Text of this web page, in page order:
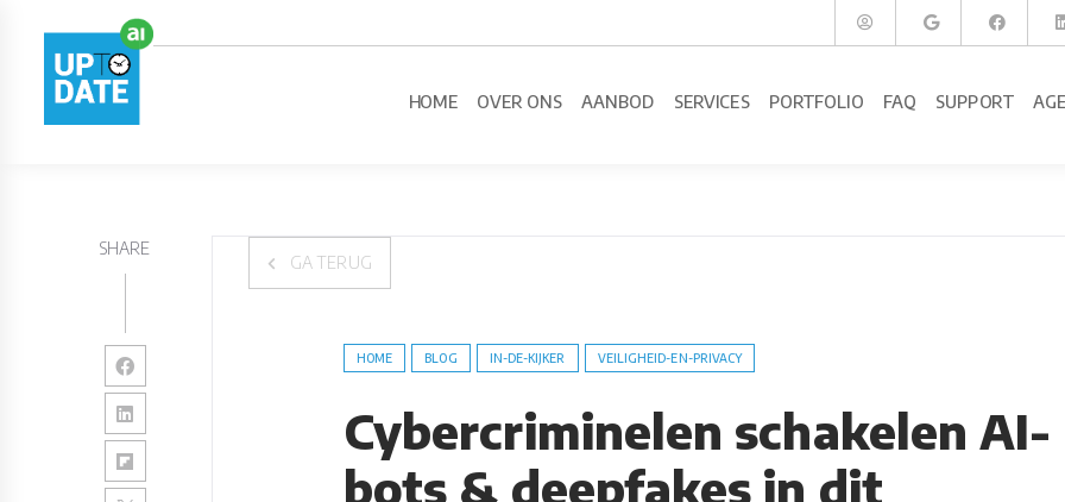
HOME OVER ONS AANBOD SERVICES PORTFOLIO FAQ SUPPORT
SHARE
GA TERUG
HOME BLOG IN-DE-KIJKER VEILIGHEID-EN-PRIVACY
Cybercriminelen schakelen AI-
bots & deepfakes in dit